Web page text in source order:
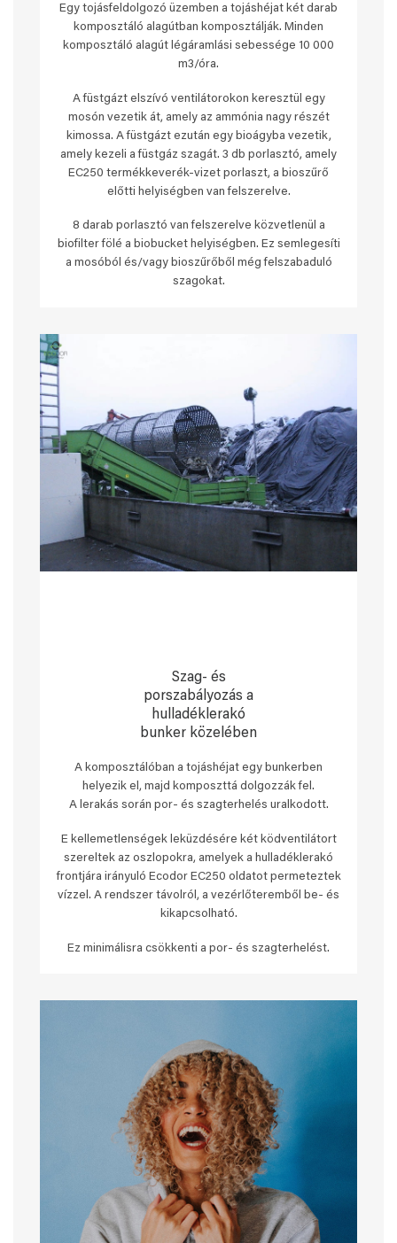
Egy tojásfeldolgozó üzemben a tojáshéjat két darab
komposztáló alagútban komposztálják. Minden
komposztáló alagút légáramlási sebessége 10 000
m3/óra.
A füstgázt elszívó ventilátorokon keresztül egy
mosón vezetik át, amely az ammónia nagy részét
kimossa. A füstgázt ezután egy bioágyba vezetik,
amely kezeli a füstgáz szagát. 3 db porlasztó, amely
EC250 termékkeverék-vizet porlaszt, a bioszűrő
előtti helyiségben van felszerelve.
8 darab porlasztó van felszerelve közvetlenül a
biofilter fölé a biobucket helyiségben. Ez semlegesíti
a mosóból és/vagy bioszűrőből még felszabaduló
szagokat.
Szag- és
porszabályozás a
hulladéklerakó
bunker közelében
A komposztálóban a tojáshéjat egy bunkerben
helyezik el, majd komposzttá dolgozzák fel.
A lerakás során por- és szagterhelés uralkodott.
E kellemetlenségek leküzdésére két ködventilátort
szereltek az oszlopokra, amelyek a hulladéklerakó
frontjára irányuló Ecodor EC250 oldatot permeteztek
vízzel. A rendszer távolról, a vezérlőteremből be- és
kikapcsolható.
Ez minimálisra csökkenti a por- és szagterhelést.